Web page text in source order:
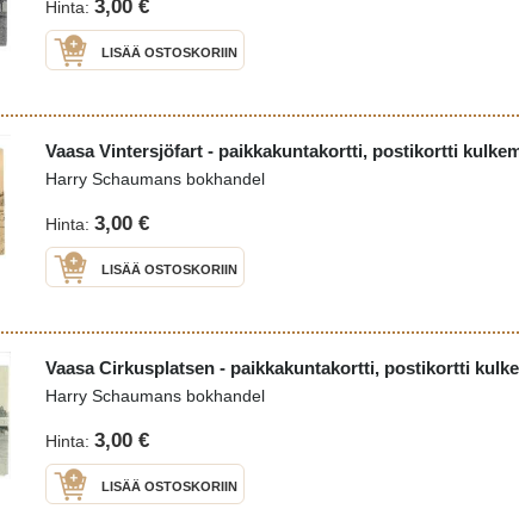
Hinta: 3,00 €
LISÄÄ OSTOSKORIIN
Vaasa Vintersjöfart - paikkakuntakortti, postikortti
Harry Schaumans bokhandel
Hinta: 3,00 €
LISÄÄ OSTOSKORIIN
Vaasa Cirkusplatsen - paikkakuntakortti, postikortti
Harry Schaumans bokhandel
Hinta: 3,00 €
LISÄÄ OSTOSKORIIN